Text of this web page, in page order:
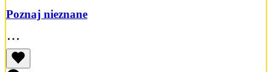
Poznaj nieznane